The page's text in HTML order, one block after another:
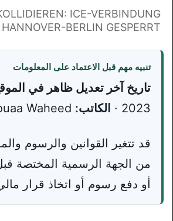
ICE-VERBINDUNG
HANNOVER-BERLIN GESPERRT
تنبيه مهم قبل الاعتماد على المعلومات
تاريخ آخر تعديل ظاهر في
2023 ·
الكاتب:
قد تتغير القوانين والرسوم
من الجهة الرسمية المختصة
أو دفع رسوم أو اتخاذ قرار